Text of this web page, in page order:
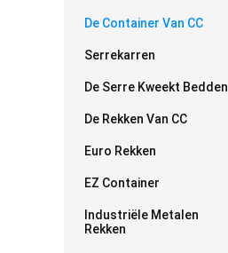
De Container Van CC
Serrekarren
De Serre Kweekt Bedden
De Rekken Van CC
Euro Rekken
EZ Container
Industriële Metalen
Rekken